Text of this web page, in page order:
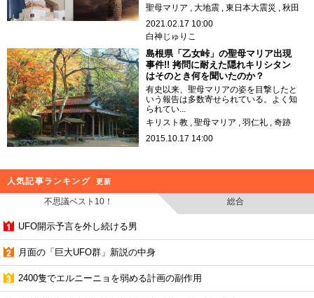
聖母マリア
大地震 東日本大震災
秋田
2021.02.17 10:00
白神じゅりこ
島根県「乙女峠」の聖母マリア出現
事件!! 拷問に耐えた隠れキリシタン
はそのとき何を聞いたのか？
有史以来、聖母マリアの姿を目撃したと
いう報告は多数寄せられている。よく知
られてい...
キリスト教
聖母マリア 羽仁礼
奇跡
2015.10.17 14:00
人気記事ランキング 更新
不思議ベスト10！ 総合
UFO開示予言を外し続ける男
月面の「巨大UFO群」新説の中身
2400隻でエルニーニョを弱める計画の副作用